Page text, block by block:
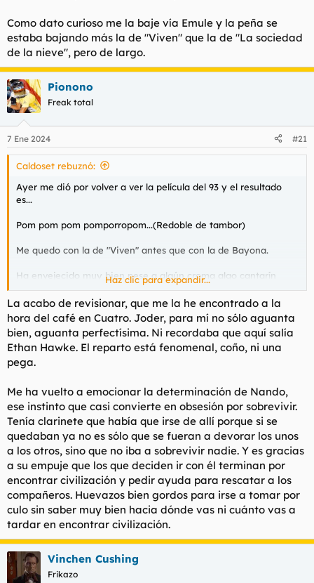
Como dato curioso me la baje vía Emule y la peña se
estaba bajando más la de "Viven" que la de "La sociedad
de la nieve", pero de largo.
Pionono
Freak total
7 Ene 2024 #21
Caldoset rebuznó:
Ayer me dió por volver a ver la película del 93 y el resultado
es...
Pom pom pom pomporropom...(Redoble de tambor)
Me quedo con la de "Viven" antes que con la de Bayona.
Ha envejecido muy bien pese a algún croma algo cantarín
(pero teniendo en cuenta que se hizo sin CGI tiene mucho
mérito) y el casting tal vez no sea el más acertado pero es
mucho más cruda, además de que entre los supervivientes se
producen peleas y momentos de mucha tensión, en cambio en
esta todos se llevan de maravilla. Por no hablar de que al final
se marcan el detalle de enseñar la cruz de hierro que se puso
en homenaje a los fallecidos, el pastor no sale, eso yes.
Como dato curioso me la baje vía Emule y la peña se estaba
bajando más la de "Viven" que la de "La sociedad de la nieve",
pero de largo.
Haz clic para expandir...
La acabo de revisionar, que me la he encontrado a la
hora del café en Cuatro. Joder, para mí no sólo aguanta
bien, aguanta perfectísima. Ni recordaba que aquí salía
Ethan Hawke. El reparto está fenomenal, coño, ni una
pega.
Me ha vuelto a emocionar la determinación de Nando,
ese instinto que casi convierte en obsesión por sobrevivir.
Tenía clarinete que había que irse de allí porque si se
quedaban ya no es sólo que se fueran a devorar los unos
a los otros, sino que no iba a sobrevivir nadie. Y es gracias
a su empuje que los que deciden ir con él terminan por
encontrar civilización y pedir ayuda para rescatar a los
compañeros. Huevazos bien gordos para irse a tomar por
culo sin saber muy bien hacia dónde vas ni cuánto vas a
tardar en encontrar civilización.
Vinchen Cushing
Frikazo